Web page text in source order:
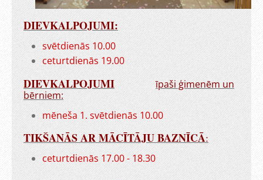
DIEVKALPOJUMI:
svētdienās 10.00
ceturtdienās 19.00
DIEVKALPOJUMI
īpaši ģimenēm un
bērniem:
mēneša 1. svētdienās 10.00
TIKŠANĀS AR MĀCĪTĀJU BAZNĪCĀ:
ceturtdienās 17.00 - 18.30